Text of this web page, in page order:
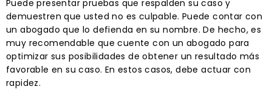
Puede presentar pruebas que respalden su caso y
demuestren que usted no es culpable. Puede contar con
un abogado que lo defienda en su nombre. De hecho, es
muy recomendable que cuente con un abogado para
optimizar sus posibilidades de obtener un resultado más
favorable en su caso. En estos casos, debe actuar con
rapidez.